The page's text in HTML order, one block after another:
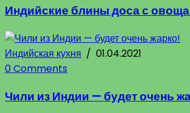
Индийские блины доса с
Индийская кухня / 01.04.2021
0 Comments
Чили из Индии — будет очень